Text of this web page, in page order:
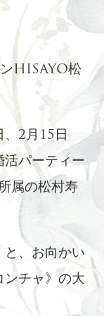
HISAYO松
、2月15日
活パーティー
属の松村寿
と、お向かい
ンチャ》の大